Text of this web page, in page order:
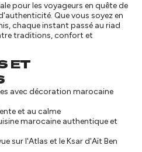
pour les voyageurs en quête de
Que vous soyez en
chaque instant passé au riad
traditions, confort et
ET
avec décoration marocaine
et au calme
marocaine authentique et
sur l'Atlas et le Ksar d'Aït Ben